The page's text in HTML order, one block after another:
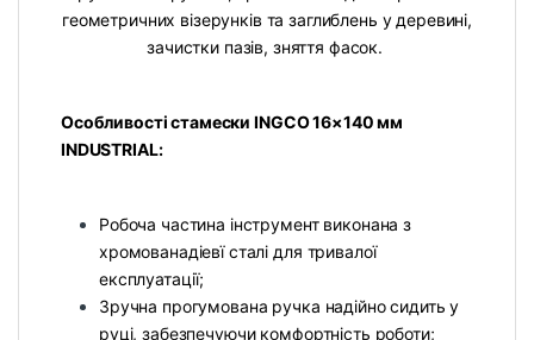
геометричних візерунків та заглиблень у деревині,
зачистки пазів, зняття фасок.
Особливості стамески INGCO 16×140 мм
INDUSTRIAL:
Робоча частина інструмент виконана з
хромованадіевї сталі для тривалої
експлуатації;
Зручна прогумована ручка надійно сидить у
руці, забезпечуючи комфортність роботи;